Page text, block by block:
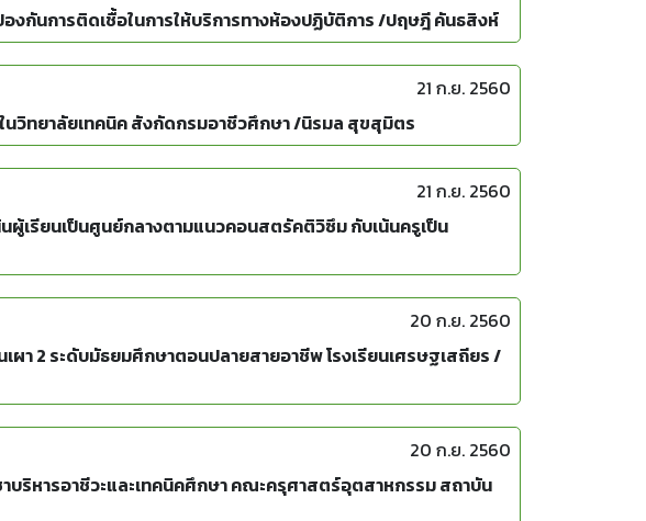
กันการติดเชื้อในการให้บริการทางห้องปฏิบัติการ /ปฤษฎี คันธสิงห์
21 ก.ย. 2560
นวิทยาลัยเทคนิค สังกัดกรมอาชีวศึกษา /นิรมล สุขสุมิตร
21 ก.ย. 2560
ผู้เรียนเป็นศูนย์กลางตามแนวคอนสตรัคติวิซึม กับเน้นครูเป็น
20 ก.ย. 2560
า 2 ระดับมัธยมศึกษาตอนปลายสายอาชีพ โรงเรียนเศรษฐเสถียร /
20 ก.ย. 2560
หารอาชีวะและเทคนิคศึกษา คณะครุศาสตร์อุตสาหกรรม สถาบัน